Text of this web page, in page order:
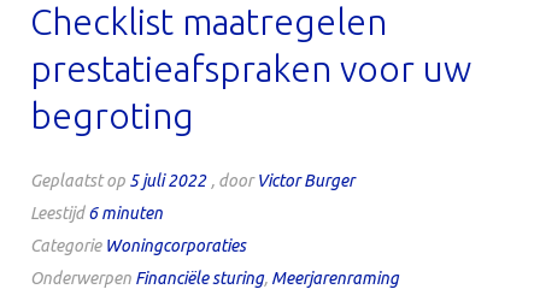
Checklist maatregelen
prestatieafspraken voor uw
begroting
Geplaatst op 5 juli 2022 , doorVictor Burger
Leestijd6minuten
Categorie Woningcorporaties
Onderwerpen Financiële sturing, Meerjarenraming